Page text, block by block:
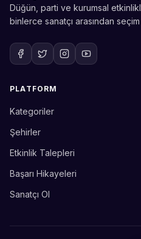
Düğün, parti ve kurumsal
binlerce sanatçı arasından seçim
PLATFORM
Kategoriler
Şehirler
Etkinlik Talepleri
Başarı Hikayeleri
Sanatçı Ol
bize